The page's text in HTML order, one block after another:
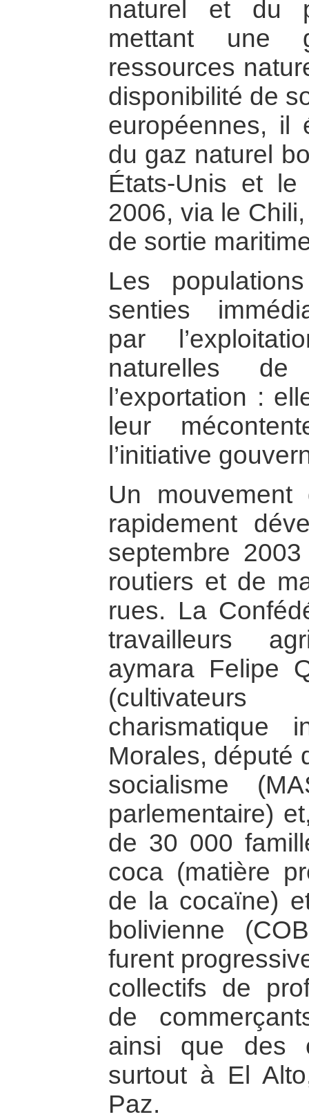
naturel et du
mettant une
ressources
disponibilité de
européennes, il
du gaz naturel
États-Unis et
2006, via le
de sortie
Les
senties
par
naturelles
l’exportation :
leur
l’initiative
Un mouvement
rapidement
septembre
routiers et de
rues. La
travailleurs
aymara Felipe
charismatique
Morales, député
socialisme
parlementaire)
de 30 000
coca (matière
de la cocaïne)
bolivienne
furent
collectifs de
de
ainsi que des
surtout à El
Paz.